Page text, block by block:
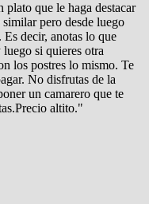
que le haga destacar
pero desde luego
decir, anotas lo que
si quieres otra
los postres lo mismo. Te
No disfrutas de la
un camarero que te
altito."